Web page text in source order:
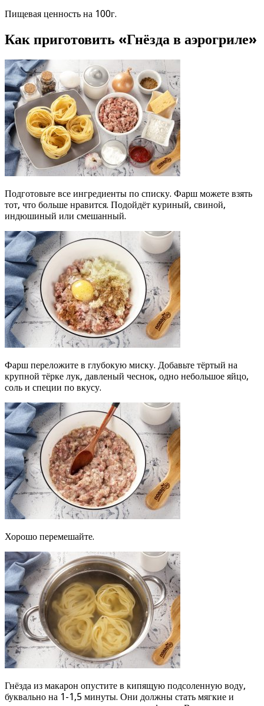
Пищевая ценность на 100г.
Как приготовить «Гнёзда в аэрогриле»
Подготовьте все ингредиенты по списку. Фарш можете взять
тот, что больше нравится. Подойдёт куриный, свиной,
индюшиный или смешанный.
Фарш переложите в глубокую миску. Добавьте тёртый на
крупной тёрке лук, давленый чеснок, одно небольшое яйцо,
соль и специи по вкусу.
Хорошо перемешайте.
Гнёзда из макарон опустите в кипящую подсоленную воду,
буквально на 1-1,5 минуты. Они должны стать мягкие и